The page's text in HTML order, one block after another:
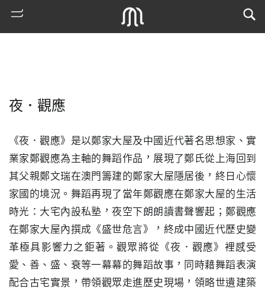
古
地
圖
夜．觀應
《夜．觀應》是以鄭家大屋及中國近代著名思想家、實
業家鄭觀應為主軸的舞蹈作品，展現了鄭氏從上海回到
其父親鄭文瑞在澳門籌建的鄭家大屋隱居後，終日心懷
家國的境況。舞蹈再現了當年鄭觀應在鄭家大屋的生活
時光：大宅內設私塾，夜空下朗朗讀書聲響起；鄭觀應
在鄭家大屋內撰成《盛世危言》，終成中國近代歷史變
革極具影響力之鉅著。觀眾將從《夜．觀應》裡感受
愛、善、盛、衰等一幕幕的舞蹈故事，同時藉舞蹈表演
配合古宅實景，帶領觀眾走進歷史現場，領略世遺建築